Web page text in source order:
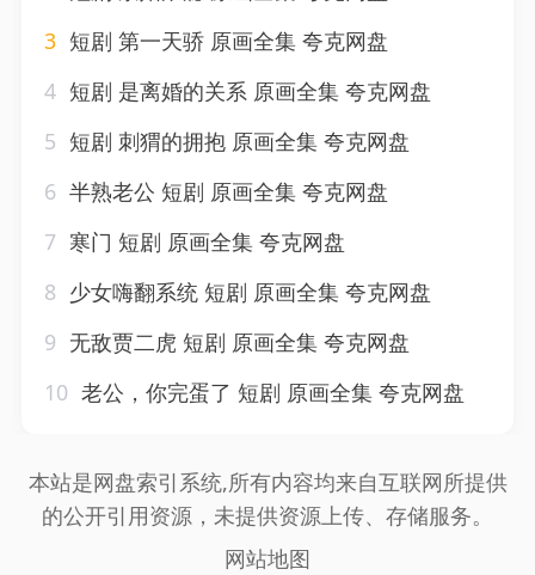
3 短剧 第一天骄 原画全集 夸克网盘
4 短剧 是离婚的关系 原画全集 夸克网盘
5 短剧 刺猬的拥抱 原画全集 夸克网盘
6 半熟老公 短剧 原画全集 夸克网盘
7 寒门 短剧 原画全集 夸克网盘
8 少女嗨翻系统 短剧 原画全集 夸克网盘
9 无敌贾二虎 短剧 原画全集 夸克网盘
10 老公，你完蛋了 短剧 原画全集 夸克网盘
本站是网盘索引系统,所有内容均来自互联网所提供
的公开引用资源，未提供资源上传、存储服务。
网站地图